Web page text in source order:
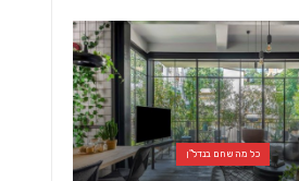
כל מה שחם בנדל"ן